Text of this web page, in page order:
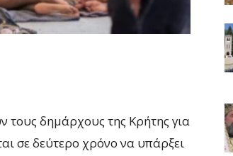
τους δημάρχους της Κρήτης για
σε δεύτερο χρόνο να υπάρξει